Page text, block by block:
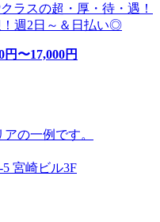
ラスの超・厚・待・遇！
週2日～＆日払い◎
円〜17,000円
の一例です。
5 宮崎ビル3F